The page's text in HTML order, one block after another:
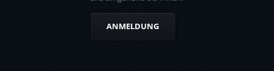
ANMELDUNG